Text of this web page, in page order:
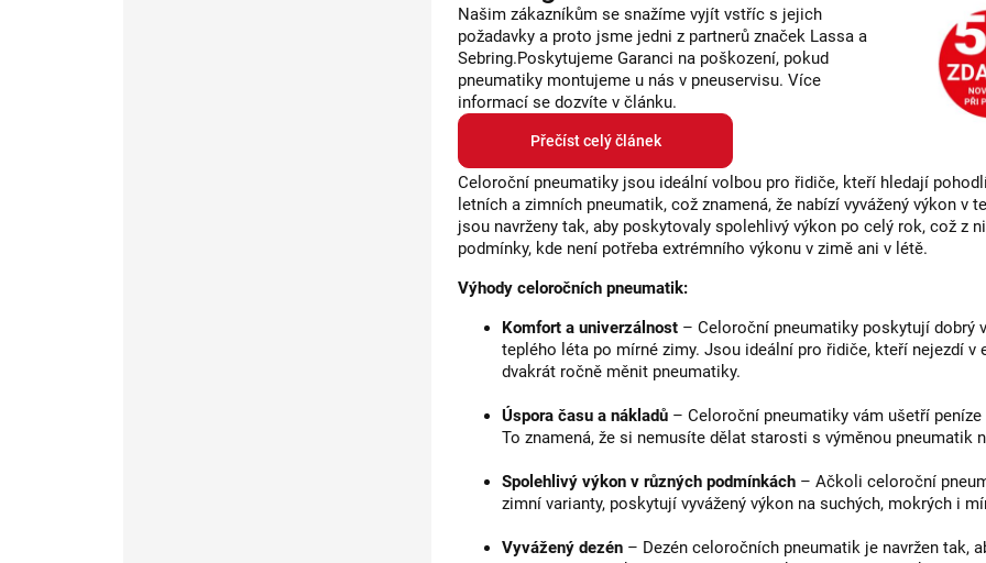
p
i
s
Našim zákazníkům se snažíme vyjít vstříc s jejich
požadavky a proto jsme jedni z partnerů značek Lassa a
Sebring.Poskytujeme Garanci na poškození, pokud
pneumatiky montujeme u nás v pneuservisu. Více
informací se dozvíte v článku.
Přečíst celý článek
Celoroční pneumatiky jsou ideální volbou pro řidiče, kteří hledají
letních a zimních pneumatik, což znamená, že nabízí vyvážený výkon
jsou navrženy tak, aby poskytovaly spolehlivý výkon po celý rok, což z
podmínky, kde není potřeba extrémního výkonu v zimě ani v létě.
Výhody celoročních pneumatik:
Komfort a univerzálnost – Celoroční pneumatiky poskytují dobrý
teplého léta po mírné zimy. Jsou ideální pro řidiče, kteří nejezdí
dvakrát ročně měnit pneumatiky.
Úspora času a nákladů – Celoroční pneumatiky vám ušetří
To znamená, že si nemusíte dělat starosti s výměnou pneumatik
Spolehlivý výkon v různých podmínkách – Ačkoli celoroční
zimní varianty, poskytují vyvážený výkon na suchých, mokrých i
Vyvážený dezén – Dezén celoročních pneumatik je navržen tak,